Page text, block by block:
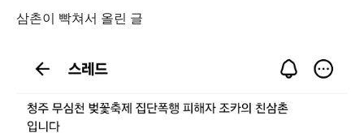
삼촌이 빡쳐서 올린 글